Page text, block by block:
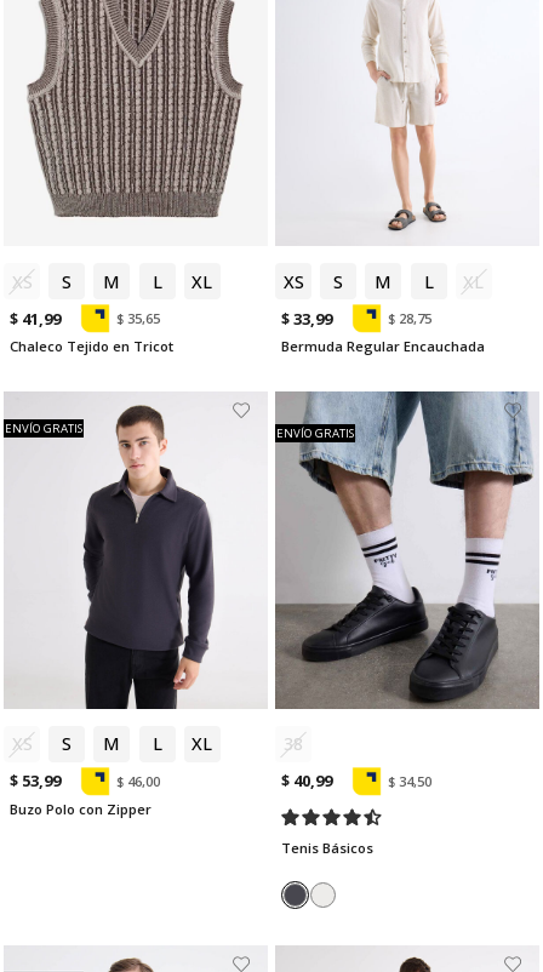
XS S M L XL
$ 41,99
$ 35,65
Chaleco Tejido en Tricot
XS S M L XL
$ 33,99
$ 28,75
Bermuda Regular Encauchada
XS S M L XL
ENVÍO GRATIS
$ 53,99
$ 46,00
Buzo Polo con Zipper
38
ENVÍO GRATIS
$ 40,99 $ 34,50
Tenis Básicos